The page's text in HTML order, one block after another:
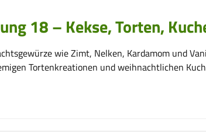
18 – Kekse, Torten,
wie Zimt, Nelken, Kardamom und
Tortenkreationen und weihnachtlichen